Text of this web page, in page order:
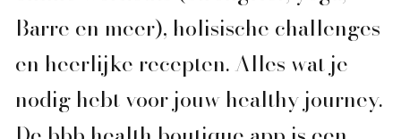
Barre en meer), holisische challenges
en heerlijke recepten. Alles wat je
nodig hebt voor jouw healthy journey.